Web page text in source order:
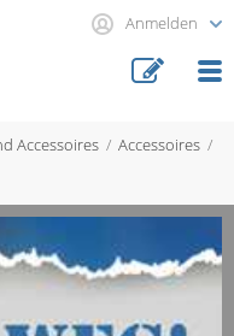
Anmelden
Accessoires
Accessoires